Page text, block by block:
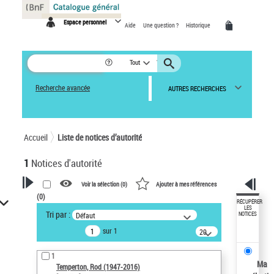
Espace personnel Aide Une question ? Historique
Tout
Recherche avancée AUTRES RECHERCHES
Accueil Liste de notices d’autorité
1 Notices d'autorité
VOTRE RECHERCHE
Recherche avancée dans les
notices d’autorité
Œuvres liées à l'auteur :
Temperton, Rod (1947-2016)
Voir la sélection (0) Ajouter à mes références
(0)
Tri par : Défaut
sur 1
20
résultats/page
1
Temperton, Rod (1947-2016)
RÉCUPÉRER
LES
NOTICES
Ma
Panneau de gestion des cookies